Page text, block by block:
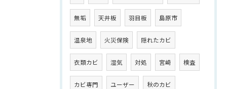
無垢 天井板 羽目板 島原市
温泉地 火災保険 隠れたカビ
衣類カビ 湿気 対処 宮崎 検査
カビ専門 ユーザー 秋のカビ